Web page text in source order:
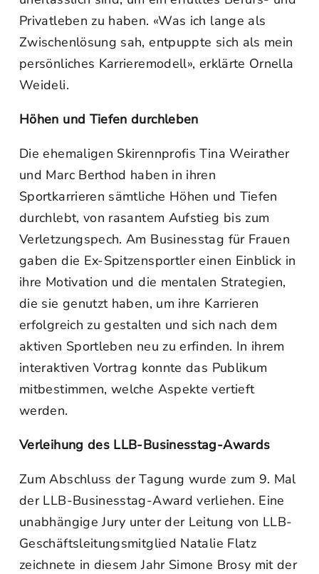
Privatleben zu haben. «Was ich lange als
Zwischenlösung sah, entpuppte sich als mein
persönliches Karrieremodell», erklärte Ornella
Weideli.
Höhen und Tiefen durchleben
Die ehemaligen Skirennprofis Tina Weirather
und Marc Berthod haben in ihren
Sportkarrieren sämtliche Höhen und Tiefen
durchlebt, von rasantem Aufstieg bis zum
Verletzungspech. Am Businesstag für Frauen
gaben die Ex-Spitzensportler einen Einblick in
ihre Motivation und die mentalen Strategien,
die sie genutzt haben, um ihre Karrieren
erfolgreich zu gestalten und sich nach dem
aktiven Sportleben neu zu erfinden. In ihrem
interaktiven Vortrag konnte das Publikum
mitbestimmen, welche Aspekte vertieft
werden.
Verleihung des LLB-Businesstag-Awards
Zum Abschluss der Tagung wurde zum 9. Mal
der LLB-Businesstag-Award verliehen. Eine
unabhängige Jury unter der Leitung von LLB-
Geschäftsleitungsmitglied Natalie Flatz
zeichnete in diesem Jahr Simone Brosy mit der